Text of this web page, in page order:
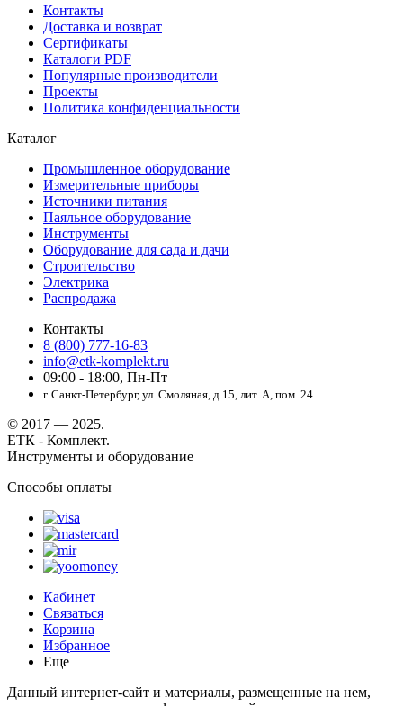
Контакты
Доставка и возврат
Сертификаты
Каталоги PDF
Популярные производители
Проекты
Политика конфиденциальности
Каталог
Промышленное оборудование
Измерительные приборы
Источники питания
Паяльное оборудование
Инструменты
Оборудование для сада и дачи
Строительство
Электрика
Распродажа
Контакты
8 (800) 777-16-83
info@etk-komplekt.ru
09:00 - 18:00, Пн-Пт
г. Санкт-Петербург, ул. Смоляная, д.15, лит. А, пом. 24
© 2017 — 2025.
ЕТК - Комплект.
Инструменты и оборудование
Способы оплаты
Кабинет
Связаться
Корзина
Избранное
Еще
Данный интернет-сайт и материалы, размещенные на нем,